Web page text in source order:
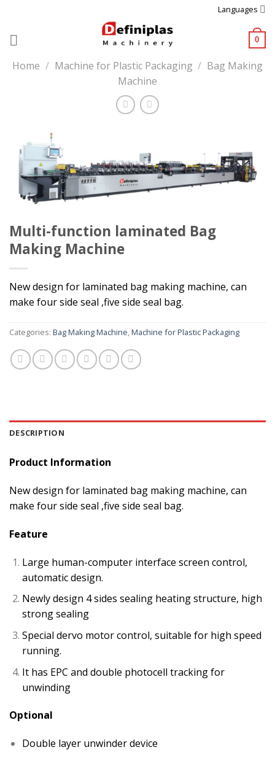
content
Languages
0
Home / Machine for Plastic Packaging / Bag Making
Machine
Multi-function laminated Bag
Making Machine
New design for laminated bag making machine, can
make four side seal ,five side seal bag.
Categories: Bag Making Machine,Machine for Plastic Packaging
DESCRIPTION
Product Information
New design for laminated bag making machine, can
make four side seal ,five side seal bag.
Feature
Large human-computer interface screen control,
automatic design.
Newly design 4 sides sealing heating structure, high
strong sealing
Special dervo motor control, suitable for high speed
running.
It has EPC and double photocell tracking for
unwinding
Optional
Double layer unwinder device